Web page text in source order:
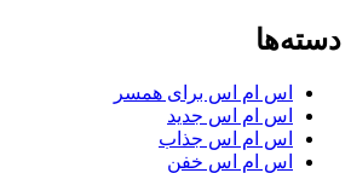
دسته‌ها
اس ام اس برای همسر
اس ام اس جدید
اس ام اس جذاب
اس ام اس خفن